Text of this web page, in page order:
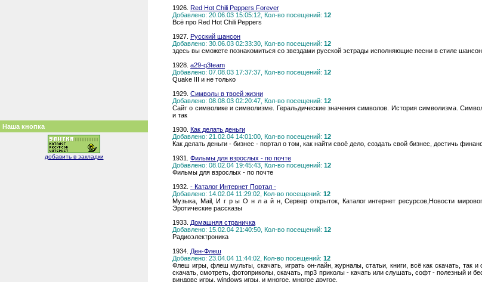
Наша кнопка
добавить в закладки
1926. Red Hot Chili Peppers Forever
Добавлено: 20.06.03 15:05:12, Кол-во посещений: 12
Всё про Red Hot Chili Peppers
1927. Русский шансон
Добавлено: 30.06.03 02:33:30, Кол-во посещений: 12
здесь вы сможете познакомиться со звездами русской эстрады исполняющие песни в стиле шансон
1928. a29-q3team
Добавлено: 07.08.03 17:37:37, Кол-во посещений: 12
Quake III и не только
1929. Символы в твоей жизни
Добавлено: 08.08.03 02:20:47, Кол-во посещений: 12
Сайт о символике и символизме. Геральдические значения символов. История символизма.
и так
1930. Как делать деньги
Добавлено: 21.02.04 14:01:00, Кол-во посещений: 12
Как делать деньги - бизнес - портал о том, как найти своё дело, создать свой бизнес, достичь
1931. Фильмы для взрослых - по почте
Добавлено: 08.02.04 19:45:43, Кол-во посещений: 12
Фильмы для взрослых - по почте
1932. - Каталог Интернет Портал -
Добавлено: 14.02.04 11:29:02, Кол-во посещений: 12
Музыка, Mail, И г р ы О н л а й н, Сервер открыток, Каталог интернет ресурсов,Новости
Эротические рассказы
1933. Домашняя страничка
Добавлено: 15.02.04 21:40:50, Кол-во посещений: 12
Радиоэлектроника
1934. Ден-Флеш
Добавлено: 23.04.04 11:44:02, Кол-во посещений: 12
Флеш игры, флеш мульты, скачать, играть он-лайн, журналы, статьи, книги, всё как скачать, так и
скачать, смотреть, фотоприколы, скачать, mp3 приколы - качать или слушать, софт - полезный и
виндовс игры, windows игры, и многое, многое другое.